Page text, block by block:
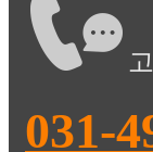
031-